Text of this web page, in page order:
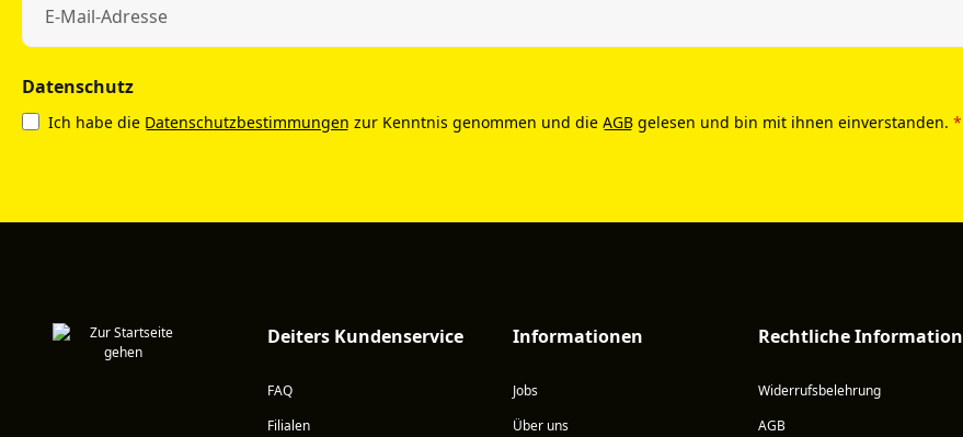
Datenschutz
Ich habe die Datenschutzbestimmungen zur Kenntnis genommen und die AGB gelesen und bin mit ihnen einverstanden. *
Deiters Kundenservice
FAQ
Filialen
Informationen
Jobs
Über uns
Rechtliche Information
Widerrufsbelehrung
AGB